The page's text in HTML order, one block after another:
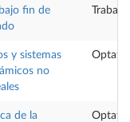
fin de
y sistemas
no
de la